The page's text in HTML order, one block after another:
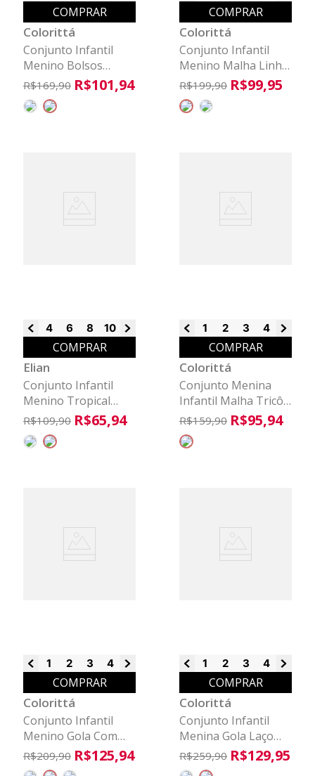
COMPRAR
Colorittá
Conjunto Infantil
Menino Bolsos
Cargo Colorittá
Cinza
R$169,90 R$101,94
COMPRAR
Colorittá
Conjunto Infantil
Menino Malha Linho
Colorittá Bege
R$199,90 R$99,95
4 6 8 10 12
COMPRAR
Elian
Conjunto Infantil
Menino Tropical
Com Puff Elian
Amarelo
R$109,90 R$65,94
1 2 3 4 6
COMPRAR
Colorittá
Conjunto Menina
Infantil Malha Tricô
Colorittá Bege
R$159,90 R$95,94
1 2 3 4 6
COMPRAR
Colorittá
Conjunto Infantil
Menino Gola Com
Zíper Colorittá Preto
R$209,90 R$125,94
1 2 3 4 6
COMPRAR
Colorittá
Conjunto Infantil
Menina Gola Laço
Colorittá Rosa
R$259,90 R$129,95